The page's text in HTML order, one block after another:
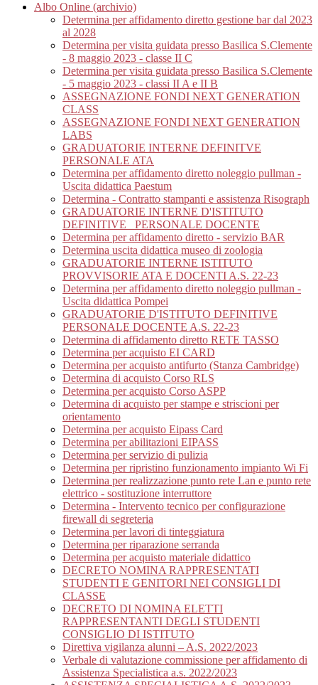
Albo Online (archivio)
Determina per affidamento diretto gestione bar dal 2023
al 2028
Determina per visita guidata presso Basilica S.Clemente
- 8 maggio 2023 - classe II C
Determina per visita guidata presso Basilica S.Clemente
- 5 maggio 2023 - classi II A e II B
ASSEGNAZIONE FONDI NEXT GENERATION
CLASS
ASSEGNAZIONE FONDI NEXT GENERATION
LABS
GRADUATORIE INTERNE DEFINITVE
PERSONALE ATA
Determina per affidamento diretto noleggio pullman -
Uscita didattica Paestum
Determina - Contratto stampanti e assistenza Risograph
GRADUATORIE INTERNE D'ISTITUTO
DEFINITIVE_ PERSONALE DOCENTE
Determina per affidamento diretto - servizio BAR
Determina uscita didattica museo di zoologia
GRADUATORIE INTERNE ISTITUTO
PROVVISORIE ATA E DOCENTI A.S. 22-23
Determina per affidamento diretto noleggio pullman -
Uscita didattica Pompei
GRADUATORIE D'ISTITUTO DEFINITIVE
PERSONALE DOCENTE A.S. 22-23
Determina di affidamento diretto RETE TASSO
Determina per acquisto EI CARD
Determina per acquisto antifurto (Stanza Cambridge)
Determina di acquisto Corso RLS
Determina per acquisto Corso ASPP
Determina di acquisto per stampe e striscioni per
orientamento
Determina per acquisto Eipass Card
Determina per abilitazioni EIPASS
Determina per servizio di pulizia
Determina per ripristino funzionamento impianto Wi Fi
Determina per realizzazione punto rete Lan e punto rete
elettrico - sostituzione interruttore
Determina - Intervento tecnico per configurazione
firewall di segreteria
Determina per lavori di tinteggiatura
Determina per riparazione serranda
Determina per acquisto materiale didattico
DECRETO NOMINA RAPPRESENTATI
STUDENTI E GENITORI NEI CONSIGLI DI
CLASSE
DECRETO DI NOMINA ELETTI
RAPPRESENTANTI DEGLI STUDENTI
CONSIGLIO DI ISTITUTO
Direttiva vigilanza alunni – A.S. 2022/2023
Verbale di valutazione commissione per affidamento di
Assistenza Specialistica a.s. 2022/2023